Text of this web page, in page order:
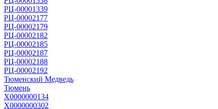
РЦ-00001339
РЦ-00002177
РЦ-00002179
РЦ-00002182
РЦ-00002185
РЦ-00002187
РЦ-00002188
РЦ-00002192
Тюменский Медведь
Тюмень
Х0000000134
Х0000000302